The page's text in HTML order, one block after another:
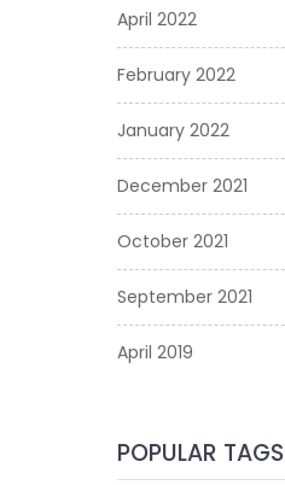
April 2022
February 2022
January 2022
December 2021
October 2021
September 2021
April 2019
POPULAR TAGS